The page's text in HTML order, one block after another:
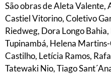
São obras de Aleta
Castiel Vitorino, Coletivo
Riedweg, Dora Longo
Tupinambá, Helena
Castilho, Letícia Ramos,
Tatewaki Nio, Tiago